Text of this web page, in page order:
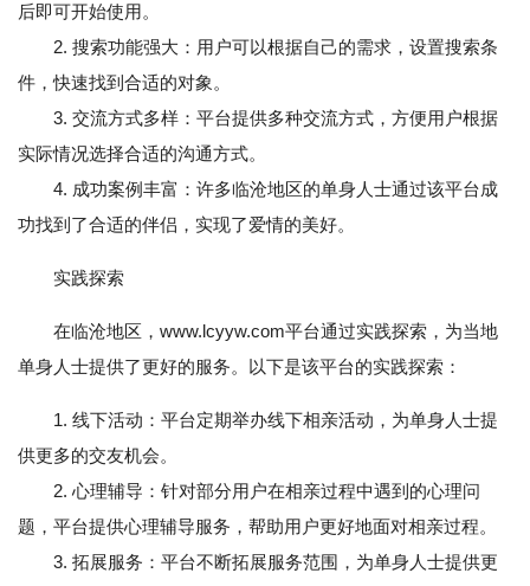
后即可开始使用。
2. 搜索功能强大：用户可以根据自己的需求，设置搜索条
件，快速找到合适的对象。
3. 交流方式多样：平台提供多种交流方式，方便用户根据
实际情况选择合适的沟通方式。
4. 成功案例丰富：许多临沧地区的单身人士通过该平台成
功找到了合适的伴侣，实现了爱情的美好。
实践探索
在临沧地区，www.lcyyw.com平台通过实践探索，为当地
单身人士提供了更好的服务。以下是该平台的实践探索：
1. 线下活动：平台定期举办线下相亲活动，为单身人士提
供更多的交友机会。
2. 心理辅导：针对部分用户在相亲过程中遇到的心理问
题，平台提供心理辅导服务，帮助用户更好地面对相亲过程。
3. 拓展服务：平台不断拓展服务范围，为单身人士提供更